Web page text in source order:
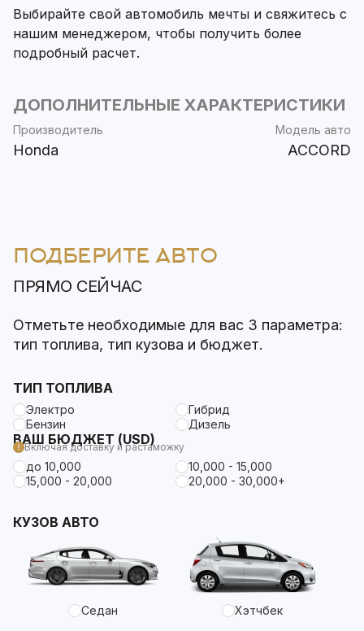
Выбирайте свой автомобиль мечты и свяжитесь с
нашим менеджером, чтобы получить более
подробный расчет.
ДОПОЛНИТЕЛЬНЫЕ ХАРАКТЕРИСТИКИ
Производитель
Honda
Модель авто
ACCORD
ПОДБЕРИТЕ АВТО
ПРЯМО СЕЙЧАС
Отметьте необходимые для вас 3 параметра:
тип топлива, тип кузова и бюджет.
ТИП ТОПЛИВА
Электро
Гибрид
Бензин
Дизель
ВАШ БЮДЖЕТ (USD)
Включая доставку и растаможку
до 10,000
10,000 - 15,000
15,000 - 20,000
20,000 - 30,000+
КУЗОВ АВТО
Седан Хэтчбек